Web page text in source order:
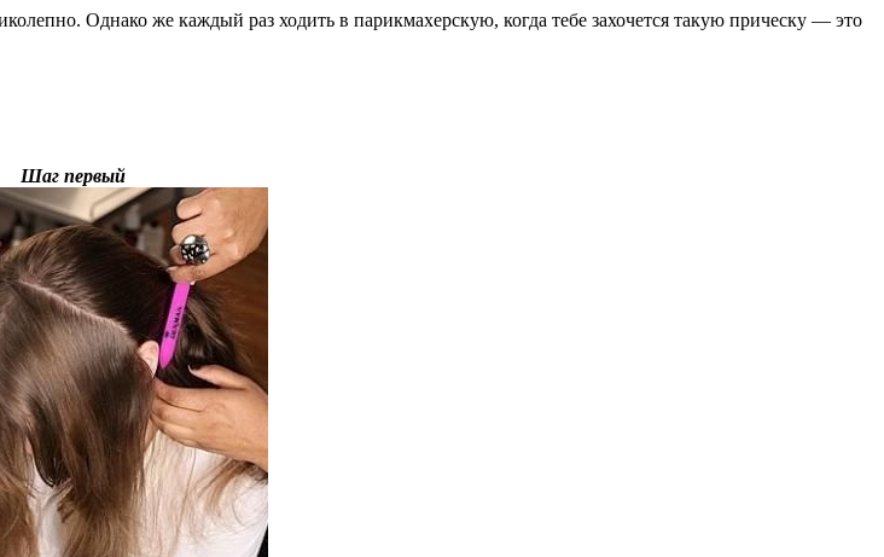
Однако же каждый раз ходить в парикмахерскую, когда тебе захочется такую прическу — это
Шаг первый